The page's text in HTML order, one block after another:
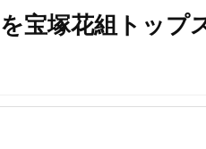
宝塚花組トップ